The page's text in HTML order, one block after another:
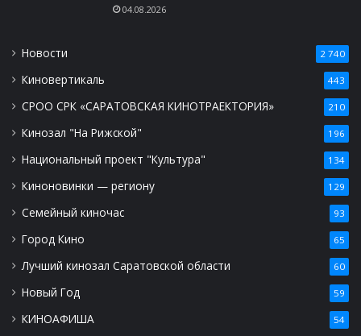
04.08.2026
Новости 2 740
Киновертикаль 443
СРОО СРК «САРАТОВСКАЯ КИНОТРАЕКТОРИЯ» 210
Кинозал "На Рижской" 196
Национальный проект "Культура" 134
Киноновинки — региону 129
Семейный киночас 93
Город Кино 65
Лучший кинозал Саратовской области 60
Новый Год 59
КИНОАФИША 54